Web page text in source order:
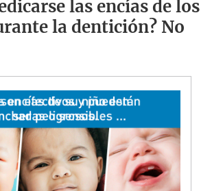
las encías de los
la dentición? No